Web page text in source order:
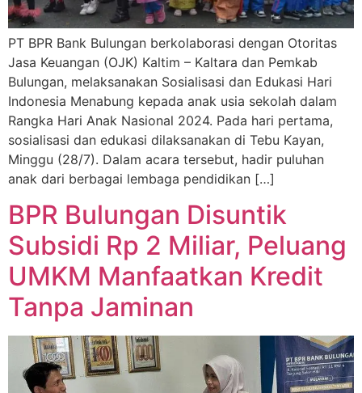
PT BPR Bank Bulungan berkolaborasi dengan Otoritas
Jasa Keuangan (OJK) Kaltim – Kaltara dan Pemkab
Bulungan, melaksanakan Sosialisasi dan Edukasi Hari
Indonesia Menabung kepada anak usia sekolah dalam
Rangka Hari Anak Nasional 2024. Pada hari pertama,
sosialisasi dan edukasi dilaksanakan di Tebu Kayan,
Minggu (28/7). Dalam acara tersebut, hadir puluhan
anak dari berbagai lembaga pendidikan […]
BPR Bulungan Disuntik
Subsidi Rp 2 Miliar, Peluang
UMKM Manfaatkan Kredit
Tanpa Jaminan